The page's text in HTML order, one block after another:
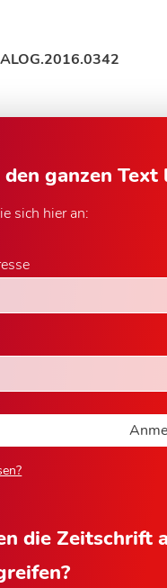
ganzen Text
sich hier an:
die Zeitschrift